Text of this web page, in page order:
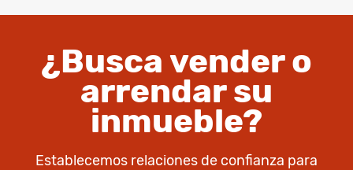
¿Busca vender o
arrendar su
inmueble?
Establecemos relaciones de confianza para